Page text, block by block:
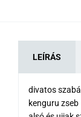
LEÍRÁS
divatos
kenguru zseb